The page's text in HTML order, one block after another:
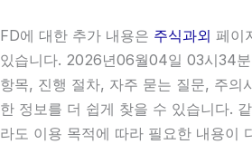
FD에 대한 추가 내용은 주식과외 페이
있습니다. 2026년06월04일 03시34
항목, 진행 절차, 자주 묻는 질문, 주의
한 정보를 더 쉽게 찾을 수 있습니다.
라도 이용 목적에 따라 필요한 내용이